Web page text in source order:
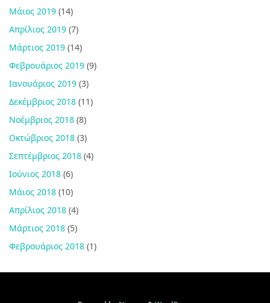
Μάιος 2019 (14)
Απρίλιος 2019 (7)
Μάρτιος 2019 (14)
Φεβρουάριος 2019 (9)
Ιανουάριος 2019 (3)
Δεκέμβριος 2018 (11)
Νοέμβριος 2018 (8)
Οκτώβριος 2018 (3)
Σεπτέμβριος 2018 (4)
Ιούνιος 2018 (6)
Μάιος 2018 (10)
Απρίλιος 2018 (4)
Μάρτιος 2018 (5)
Φεβρουάριος 2018 (1)